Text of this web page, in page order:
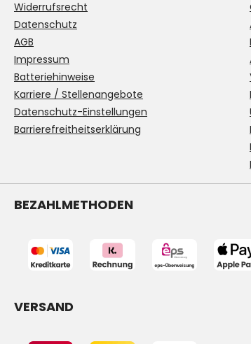
Widerrufsrecht
Datenschutz
AGB
Impressum
Batteriehinweise
Karriere / Stellenangebote
Datenschutz-Einstellungen
Barrierefreitheitserklärung
BEZAHLMETHODEN
VERSAND